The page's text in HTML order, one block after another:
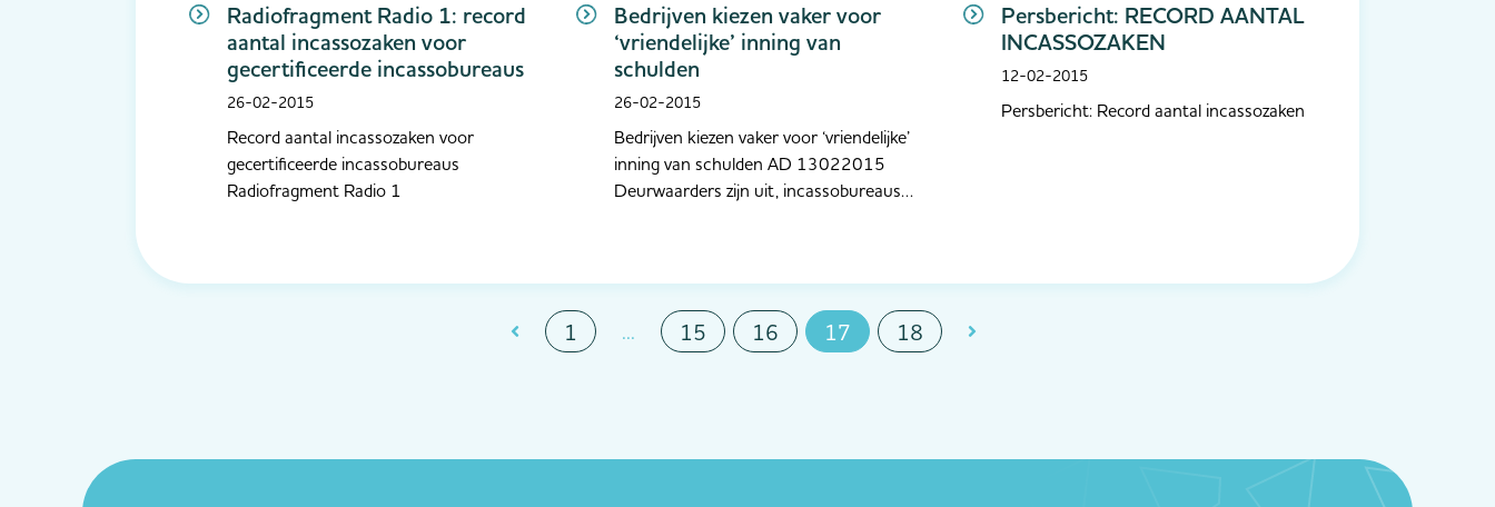
Radiofragment Radio 1: record
aantal incassozaken voor
gecertificeerde incassobureaus
26-02-2015
Record aantal incassozaken voor
gecertificeerde incassobureaus
Radiofragment Radio 1
Bedrijven kiezen vaker voor
‘vriendelijke’ inning van
schulden
26-02-2015
Bedrijven kiezen vaker voor ‘vriendelijke’
inning van schulden AD 13022015
Deurwaarders zijn uit, incassobureaus
Persbericht: RECORD AANTAL
INCASSOZAKEN
12-02-2015
Persbericht: Record aantal incassozaken
1 ... 15 16 17 18